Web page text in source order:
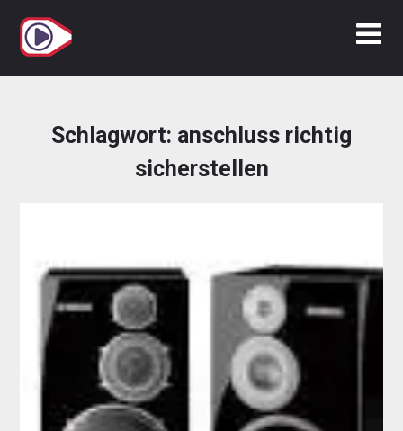
Inhalt
springen
Schlagwort: anschluss richtig
sicherstellen